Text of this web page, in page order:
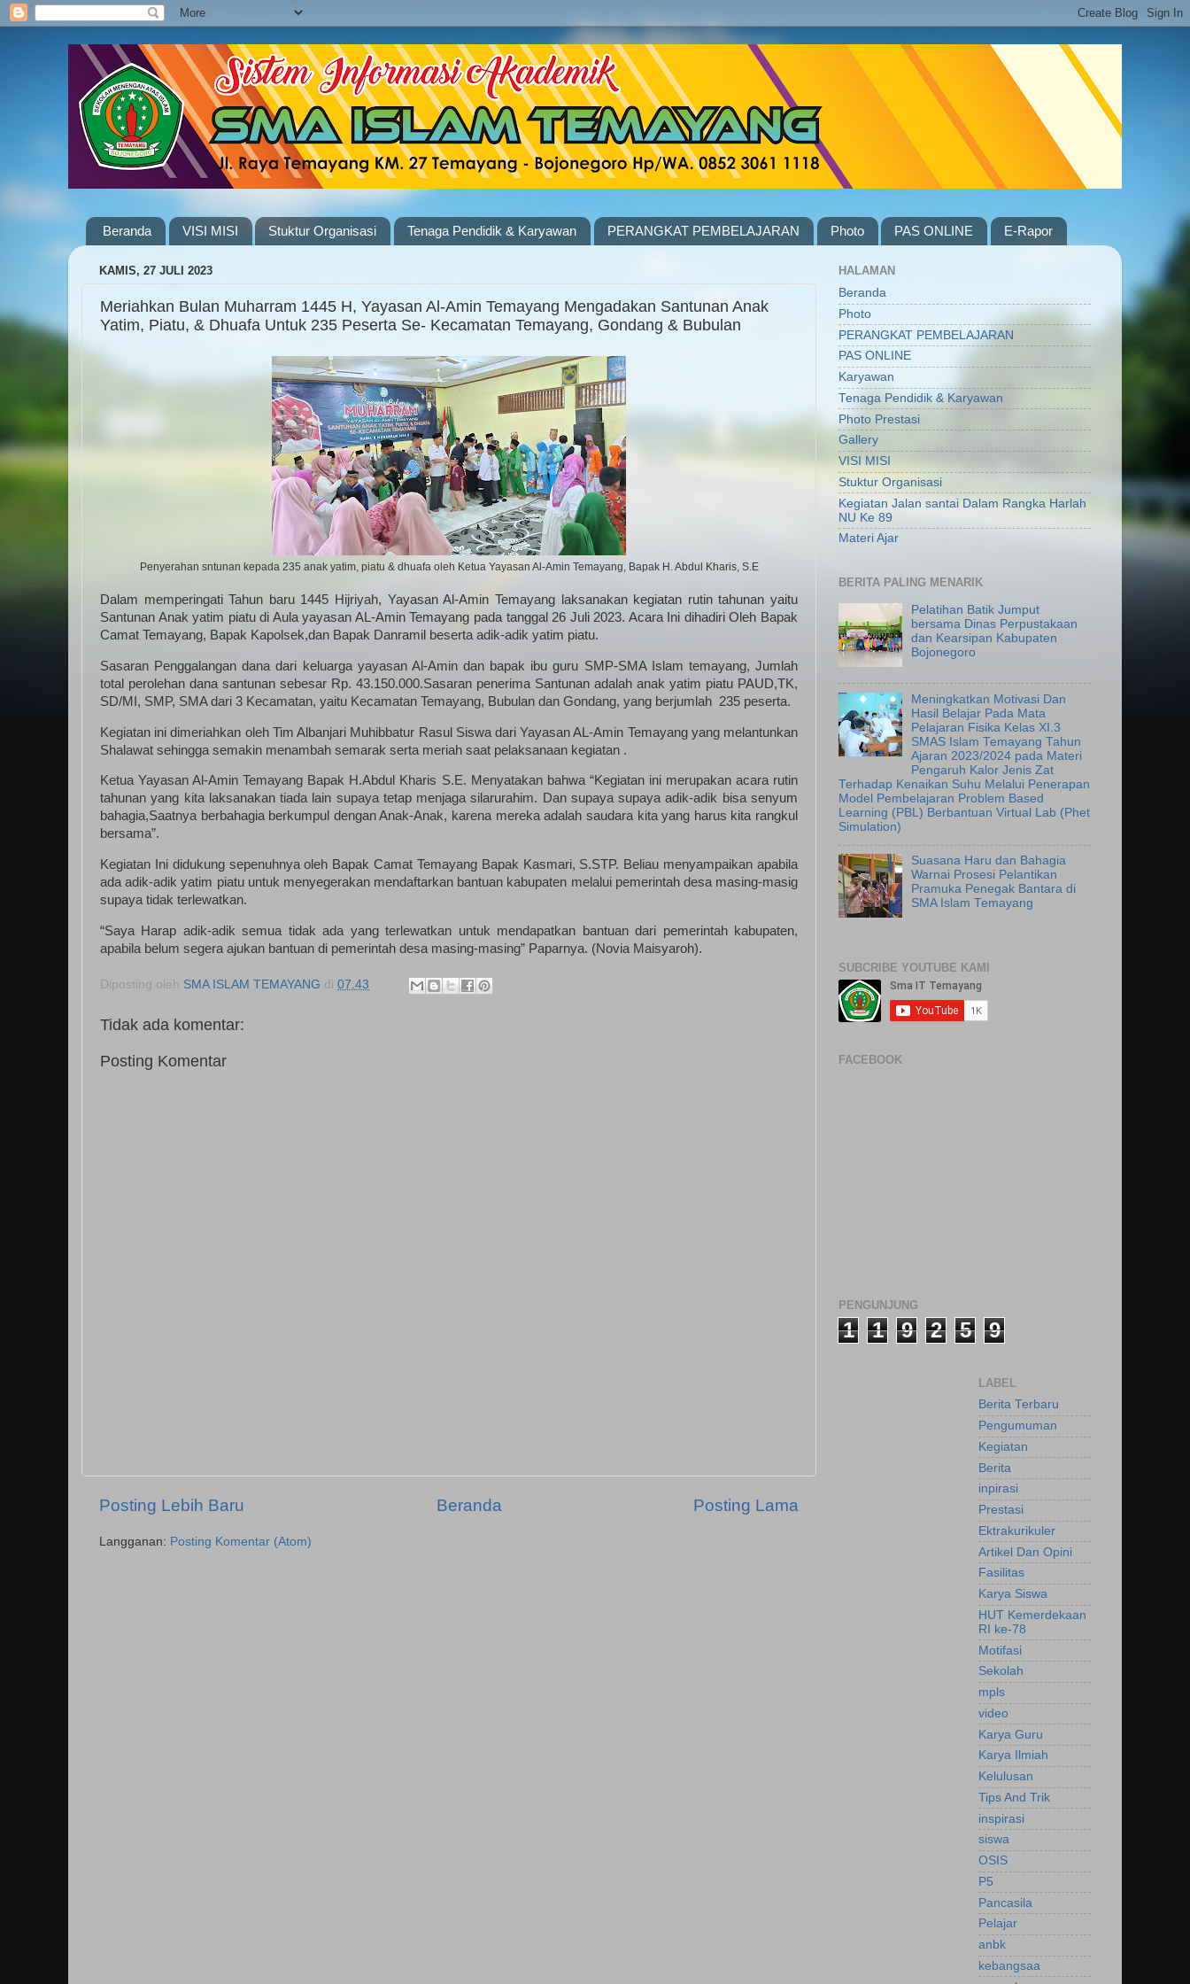
Beranda VISI MISI Stuktur Organisasi Tenaga Pendidik & Karyawan PERANGKAT PEMBELAJARAN Photo PAS ONLINE E-Rapor
KAMIS, 27 JULI 2023
Meriahkan Bulan Muharram 1445 H, Yayasan Al-Amin Temayang Mengadakan Santunan Anak
Yatim, Piatu, & Dhuafa Untuk 235 Peserta Se- Kecamatan Temayang, Gondang & Bubulan
Penyerahan sntunan kepada 235 anak yatim, piatu & dhuafa oleh Ketua Yayasan Al-Amin Temayang, Bapak H. Abdul Kharis, S.E
Dalam memperingati Tahun baru 1445 Hijriyah, Yayasan Al-Amin Temayang laksanakan kegiatan rutin tahunan yaitu
Santunan Anak yatim piatu di Aula yayasan AL-Amin Temayang pada tanggal 26 Juli 2023. Acara Ini dihadiri Oleh Bapak
Camat Temayang, Bapak Kapolsek,dan Bapak Danramil beserta adik-adik yatim piatu.
Sasaran Penggalangan dana dari keluarga yayasan Al-Amin dan bapak ibu guru SMP-SMA Islam temayang, Jumlah
total perolehan dana santunan sebesar Rp. 43.150.000.Sasaran penerima Santunan adalah anak yatim piatu PAUD,TK,
SD/MI, SMP, SMA dari 3 Kecamatan, yaitu Kecamatan Temayang, Bubulan dan Gondang, yang berjumlah 235 peserta.
Kegiatan ini dimeriahkan oleh Tim Albanjari Muhibbatur Rasul Siswa dari Yayasan AL-Amin Temayang yang melantunkan
Shalawat sehingga semakin menambah semarak serta meriah saat pelaksanaan kegiatan .
Ketua Yayasan Al-Amin Temayang Bapak H.Abdul Kharis S.E. Menyatakan bahwa “Kegiatan ini merupakan acara rutin
tahunan yang kita laksanakan tiada lain supaya tetap menjaga silarurahim. Dan supaya supaya adik-adik bisa senyum
bahagia,Saatnya berbahagia berkumpul dengan Anak-Anak, karena mereka adalah saudara kita yang harus kita rangkul
bersama”.
Kegiatan Ini didukung sepenuhnya oleh Bapak Camat Temayang Bapak Kasmari, S.STP. Beliau menyampaikan apabila
ada adik-adik yatim piatu untuk menyegerakan mendaftarkan bantuan kabupaten melalui pemerintah desa masing-masig
supaya tidak terlewatkan.
“Saya Harap adik-adik semua tidak ada yang terlewatkan untuk mendapatkan bantuan dari pemerintah kabupaten,
apabila belum segera ajukan bantuan di pemerintah desa masing-masing” Paparnya. (Novia Maisyaroh).
Diposting oleh SMA ISLAM TEMAYANG di 07.43
Tidak ada komentar:
Posting Komentar
Posting Lebih Baru Posting Lama
Beranda
Langganan: Posting Komentar (Atom)
HALAMAN
Beranda
Photo
PERANGKAT PEMBELAJARAN
PAS ONLINE
Karyawan
Tenaga Pendidik & Karyawan
Photo Prestasi
Gallery
VISI MISI
Stuktur Organisasi
Kegiatan Jalan santai Dalam Rangka Harlah
NU Ke 89
Materi Ajar
BERITA PALING MENARIK
Pelatihan Batik Jumput
bersama Dinas Perpustakaan
dan Kearsipan Kabupaten
Bojonegoro
Meningkatkan Motivasi Dan
Hasil Belajar Pada Mata
Pelajaran Fisika Kelas XI.3
SMAS Islam Temayang Tahun
Ajaran 2023/2024 pada Materi
Pengaruh Kalor Jenis Zat
Terhadap Kenaikan Suhu Melalui Penerapan
Model Pembelajaran Problem Based
Learning (PBL) Berbantuan Virtual Lab (Phet
Simulation)
Suasana Haru dan Bahagia
Warnai Prosesi Pelantikan
Pramuka Penegak Bantara di
SMA Islam Temayang
SUBCRIBE YOUTUBE KAMI
FACEBOOK
PENGUNJUNG
1 1 9 2 5 9
LABEL
Berita Terbaru
Pengumuman
Kegiatan
Berita
inpirasi
Prestasi
Ektrakurikuler
Artikel Dan Opini
Fasilitas
Karya Siswa
HUT Kemerdekaan
RI ke-78
Motifasi
Sekolah
mpls
video
Karya Guru
Karya Ilmiah
Kelulusan
Tips And Trik
inspirasi
siswa
OSIS
P5
Pancasila
Pelajar
anbk
kebangsaa